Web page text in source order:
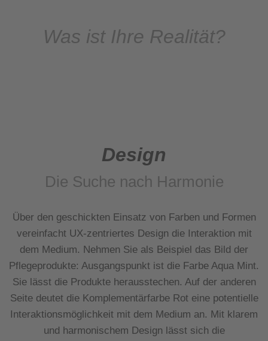
Was ist Ihre Realität?
Design
Die Suche nach Harmonie
Über den geschickten Einsatz von Farben und Formen
vereinfacht UX-zentriertes Design die Interaktion mit
dem Medium. Nehmen Sie als Beispiel das Bild der
Pflegeprodukte: Ausgangspunkt ist die Farbe Aqua Mint.
Sie lässt die Produkte herausstechen. Auf der anderen
Seite deutet die Komplementärfarbe Rot eine potentielle
Interaktionsmöglichkeit mit dem Medium an. Mit klarem
und harmonischem Design lässt sich die